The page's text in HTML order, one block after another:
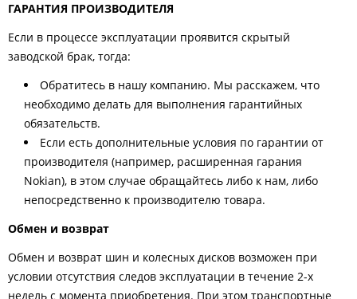
ГАРАНТИЯ ПРОИЗВОДИТЕЛЯ
Если в процессе эксплуатации проявится скрытый
заводской брак, тогда:
Обратитесь в нашу компанию. Мы расскажем, что
необходимо делать для выполнения гарантийных
обязательств.
Если есть дополнительные условия по гарантии от
производителя (например, расширенная гарания
Nokian), в этом случае обращайтесь либо к нам, либо
непосредственно к производителю товара.
Обмен и возврат
Обмен и возврат шин и колесных дисков возможен при
условии отсутствия следов эксплуатации в течение 2-х
недель с момента приобретения. При этом транспортные